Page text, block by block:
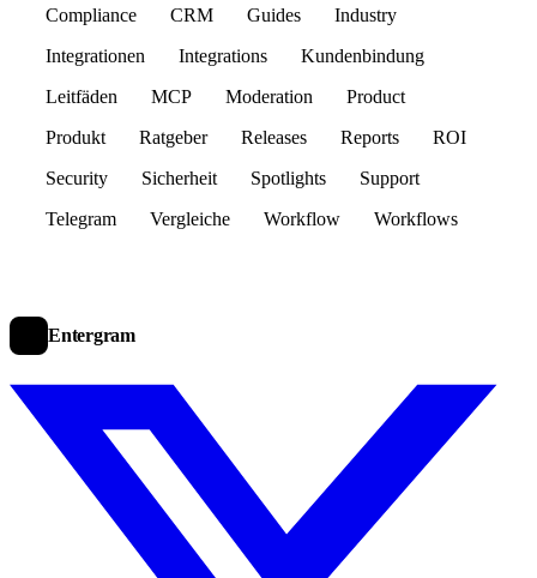
Compliance
CRM Guides
Industry
Integrationen
Integrations
Kundenbindung
Leitfäden
MCP Moderation
Product
Produkt
Ratgeber Releases Reports
ROI
Security
Sicherheit Spotlights
Support
Telegram
Vergleiche Workflow Workflows
Entergram